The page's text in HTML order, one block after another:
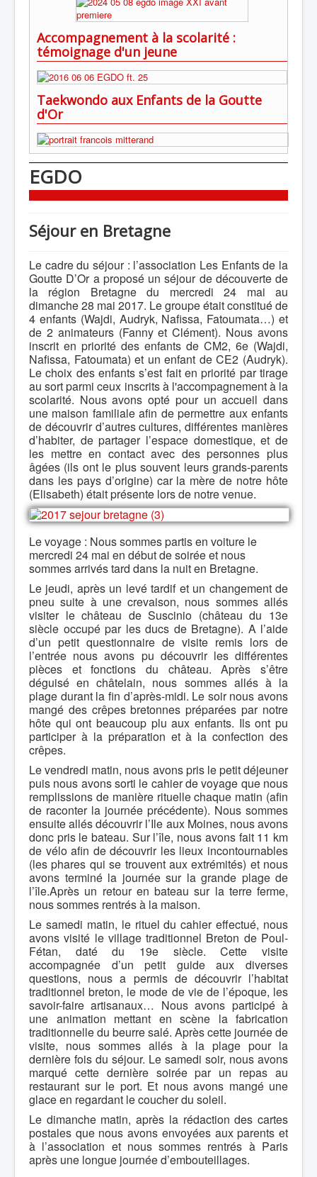
Accompagnement à la scolarité :
témoignage d'un jeune
Taekwondo aux Enfants de la Goutte
d'Or
EGDO
Séjour en Bretagne
Le cadre du séjour : l’association Les Enfants de la
Goutte D’Or a proposé un séjour de découverte de
la région Bretagne du mercredi 24 mai au
dimanche 28 mai 2017. Le groupe était constitué de
4 enfants (Wajdi, Audryk, Nafissa, Fatoumata…) et
de 2 animateurs (Fanny et Clément). Nous avons
inscrit en priorité des enfants de CM2, 6e (Wajdi,
Nafissa, Fatoumata) et un enfant de CE2 (Audryk).
Le choix des enfants s’est fait en priorité par tirage
au sort parmi ceux inscrits à l'accompagnement à la
scolarité. Nous avons opté pour un accueil dans
une maison familiale afin de permettre aux enfants
de découvrir d’autres cultures, différentes manières
d’habiter, de partager l’espace domestique, et de
les mettre en contact avec des personnes plus
âgées (ils ont le plus souvent leurs grands-parents
dans les pays d’origine) car la mère de notre hôte
(Elisabeth) était présente lors de notre venue.
Le voyage : Nous sommes partis en voiture le
mercredi 24 mai en début de soirée et nous
sommes arrivés tard dans la nuit en Bretagne.
Le jeudi, après un levé tardif et un changement de
pneu suite à une crevaison, nous sommes allés
visiter le château de Suscinio (château du 13e
siècle occupé par les ducs de Bretagne). A l’aide
d’un petit questionnaire de visite remis lors de
l’entrée nous avons pu découvrir les différentes
pièces et fonctions du château. Après s’être
déguisé en châtelain, nous sommes allés à la
plage durant la fin d’après-midi. Le soir nous avons
mangé des crêpes bretonnes préparées par notre
hôte qui ont beaucoup plu aux enfants. Ils ont pu
participer à la préparation et à la confection des
crêpes.
Le vendredi matin, nous avons pris le petit déjeuner
puis nous avons sorti le cahier de voyage que nous
remplissions de manière rituelle chaque matin (afin
de raconter la journée précédente). Nous sommes
ensuite allés découvrir l’Ile aux Moines, nous avons
donc pris le bateau. Sur l’île, nous avons fait 11 km
de vélo afin de découvrir les lieux incontournables
(les phares qui se trouvent aux extrémités) et nous
avons terminé la journée sur la grande plage de
l’île.Après un retour en bateau sur la terre ferme,
nous sommes rentrés à la maison.
Le samedi matin, le rituel du cahier effectué, nous
avons visité le village traditionnel Breton de Poul-
Fétan, daté du 19e siècle. Cette visite
accompagnée d’un petit guide aux diverses
questions, nous a permis de découvrir l’habitat
traditionnel breton, le mode de vie de l’époque, les
savoir-faire artisanaux… Nous avons participé à
une animation mettant en scène la fabrication
traditionnelle du beurre salé. Après cette journée de
visite, nous sommes allés à la plage pour la
dernière fois du séjour. Le samedi soir, nous avons
marqué cette dernière soirée par un repas au
restaurant sur le port. Et nous avons mangé une
glace en regardant le coucher du soleil.
Le dimanche matin, après la rédaction des cartes
postales que nous avons envoyées aux parents et
à l’association et nous sommes rentrés à Paris
après une longue journée d’embouteillages.